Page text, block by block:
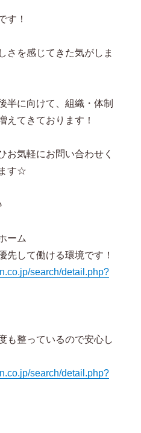
す！
さを感じてきた気がしま
半に向けて、組織・体制
えてきております！
お気軽にお問い合わせく
す☆
ーム
先して働ける環境です！
search/detail.php?
も整っているので安心し
search/detail.php?